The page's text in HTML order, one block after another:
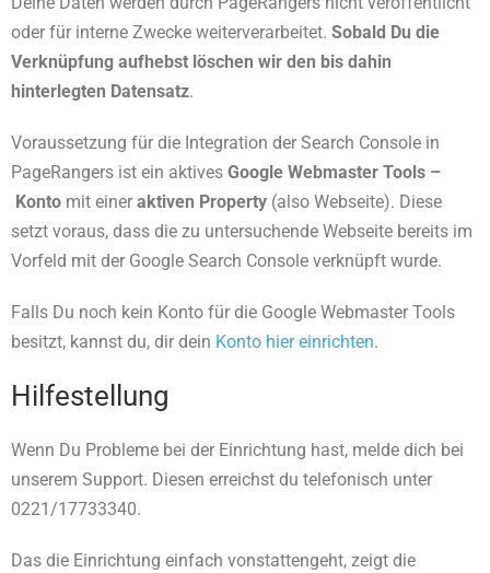
oder für interne Zwecke weiterverarbeitet. Sobald Du die
Verknüpfung aufhebst löschen wir den bis dahin
hinterlegten Datensatz.
Voraussetzung für die Integration der Search Console in
PageRangers ist ein aktives Google Webmaster Tools –
Konto mit einer aktiven Property (also Webseite). Diese
setzt voraus, dass die zu untersuchende Webseite bereits im
Vorfeld mit der Google Search Console verknüpft wurde.
Falls Du noch kein Konto für die Google Webmaster Tools
besitzt, kannst du, dir dein Konto hier einrichten.
Hilfestellung
Wenn Du Probleme bei der Einrichtung hast, melde dich bei
unserem Support. Diesen erreichst du telefonisch unter
0221/17733340.
Das die Einrichtung einfach vonstattengeht, zeigt die